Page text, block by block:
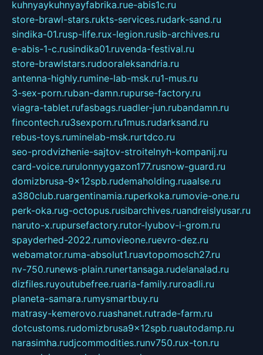
kuhnyaykuhnyayfabrika.rue-abis1c.ru
store-brawl-stars.rukts-services.rudark-sand.ru
sindika-01.rusp-life.rux-legion.rusib-archives.ru
e-abis-1-c.rusindika01.ruvenda-festival.ru
store-brawlstars.rudooraleksandria.ru
antenna-highly.rumine-lab-msk.ru1-mus.ru
3-sex-porn.ruban-damn.rupurse-factory.ru
viagra-tablet.rufasbags.ruadler-jun.rubandamn.ru
fincontech.ru3sexporn.ru1mus.rudarksand.ru
rebus-toys.ruminelab-msk.rurtdco.ru
seo-prodvizhenie-sajtov-stroitelnyh-kompanij.ru
card-voice.rurulonnyygazon177.rusnow-guard.ru
domizbrusa-9x12spb.rudemaholding.ruaalse.ru
a380club.ruargentinamia.ruperkoka.rumovie-one.ru
perk-oka.rug-octopus.rusibarchives.ruandreislyusar.ru
naruto-x.rupursefactory.rutor-lyubov-i-grom.ru
spayderhed-2022.rumovieone.ruevro-dez.ru
webamator.ruma-absolut1.ruavtopomosch27.ru
nv-750.runews-plain.runertansaga.rudelanalad.ru
dizfiles.ruyoutubefree.ruaria-family.ruroadli.ru
planeta-samara.rumysmartbuy.ru
matrasy-kemerovo.ruashanet.rutrade-farm.ru
dotcustoms.rudomizbrusa9x12spb.ruautodamp.ru
narasimha.rudjcommodities.runv750.rux-ton.ru